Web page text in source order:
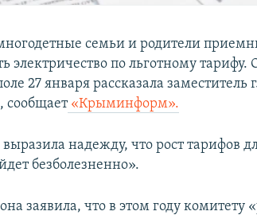
семьи и родители
электричество по льготному
27 января рассказала
сообщает«Крыминформ».
надежду, что рост тарифов
безболезненно».
заявила, что в этом году комитету